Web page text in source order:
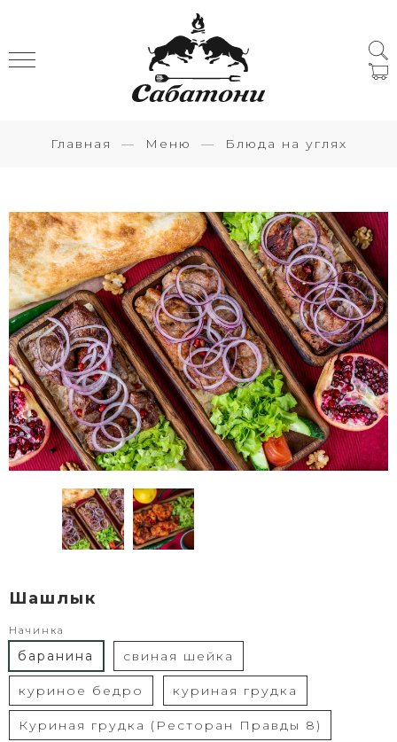
Главная Меню Блюда на углях
Шашлык
Начинка
баранина свиная шейка
куриное бедро куриная грудка
Куриная грудка (Ресторан Правды 8)